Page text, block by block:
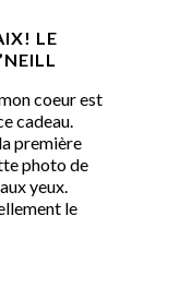
LE
coeur est
cadeau.
première
photo de
yeux.
le